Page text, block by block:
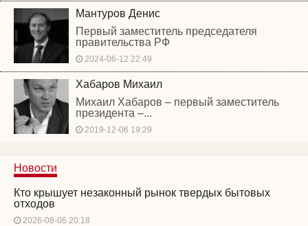
Мантуров Денис
Первый заместитель председателя
правительства РФ
2024-06-12 22:49
Хабаров Михаил
Михаил Хабаров – первый заместитель
президента –...
2019-12-06 19:29
Новости
Кто крышует незаконный рынок твердых бытовых
отходов
2026-08-06 20:18